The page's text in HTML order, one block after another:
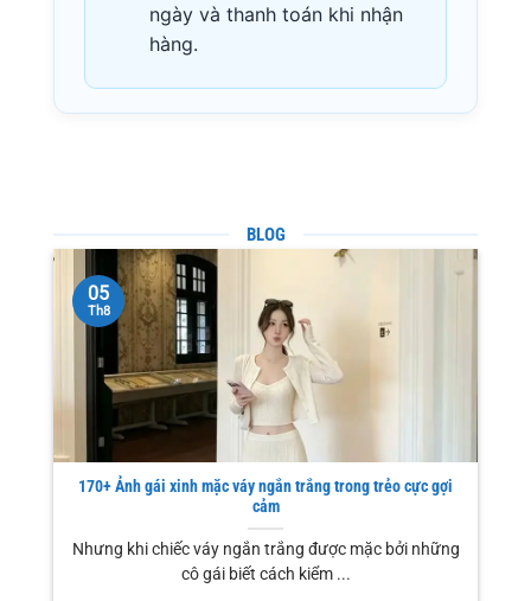
ngày và thanh toán khi nhận
hàng.
BLOG
170+ Ảnh gái xinh mặc váy ngắn trắng trong trẻo cực gợi
cảm
Nhưng khi chiếc váy ngắn trắng được mặc bởi những
cô gái biết cách kiểm ...
05
Th8